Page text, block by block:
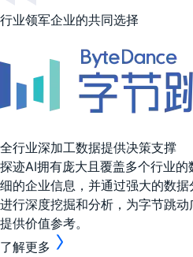
行业领军企业的共同选择
全行业深加工数据提供决策支撑
探迹AI拥有庞大且覆盖多个行业
细的企业信息，并通过强大的数
进行深度挖掘和分析，为字节跳
提供价值参考。
了解更多